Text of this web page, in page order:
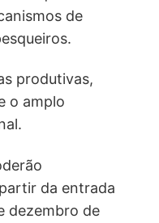
de
produtivas,
o amplo
da entrada
dezembro de